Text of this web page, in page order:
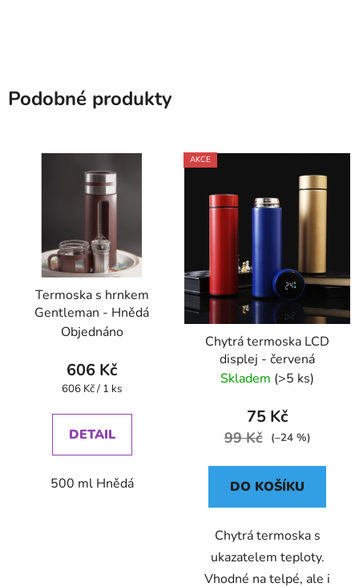
Podobné produkty
Termoska s hrnkem
Gentleman - Hnědá
Objednáno
606 Kč
Měrná
606 Kč / 1 ks
DETAIL
500 ml Hnědá
AKCE
Chytrá termoska LCD
displej - červená
Skladem (>5 ks)
75 Kč
99 Kč (–24 %)
DO KOŠÍKU
Chytrá termoska s
ukazatelem teploty.
Vhodné na telpé, ale i